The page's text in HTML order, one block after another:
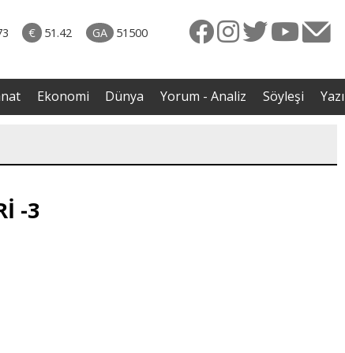
€ 51.42 GA 51500
• Gannuşi'nin serbest bırakılması için çağrı
Ekonomi Dünya Yorum - Analiz Söyleşi
-3